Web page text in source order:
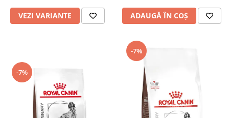
VEZI VARIANTE ADAUGĂ ÎN COȘ
-7%
-7%